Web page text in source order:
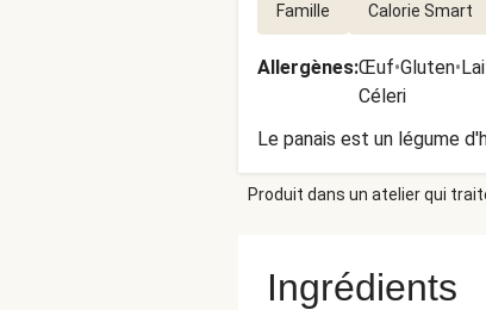
Famille Calorie Smart
Allergènes:Œuf•Gluten•
Céleri
Le panais est un légume
Produit dans un atelier qui
Ingrédients